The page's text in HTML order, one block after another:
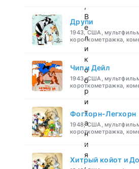
,
В
е
л
и
к
о
б
р
и
т
а
н
и
я
,
Друпи
1943, США,
короткометражка,
Чип и Дейл
1943, США,
короткометражка,
детский
Фогхорн-Легхорн
1948, США,
короткометражка,
Хитрый койот и